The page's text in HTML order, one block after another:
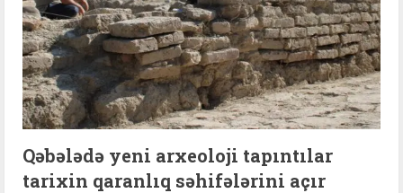
Qəbələdə yeni arxeoloji tapıntılar
tarixin qaranlıq səhifələrini açır